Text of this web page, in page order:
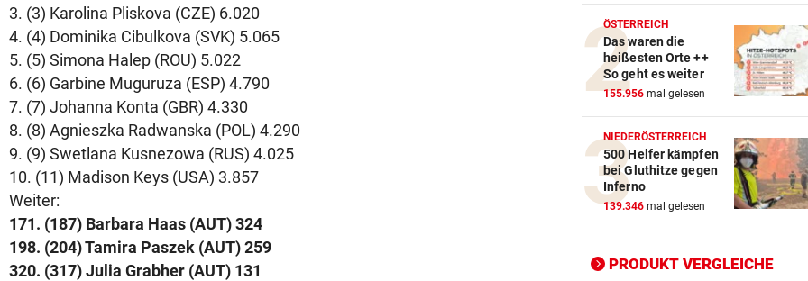
3. (3) Karolina Pliskova (CZE) 6.020
4. (4) Dominika Cibulkova (SVK) 5.065
5. (5) Simona Halep (ROU) 5.022
6. (6) Garbine Muguruza (ESP) 4.790
7. (7) Johanna Konta (GBR) 4.330
8. (8) Agnieszka Radwanska (POL) 4.290
9. (9) Swetlana Kusnezowa (RUS) 4.025
10. (11) Madison Keys (USA) 3.857
Weiter:
171. (187) Barbara Haas (AUT) 324
198. (204) Tamira Paszek (AUT) 259
320. (317) Julia Grabher (AUT) 131
ÖSTERREICH
Das waren die
heißesten Orte ++
So geht es weiter
155.956 mal gelesen
NIEDERÖSTERREICH
500 Helfer kämpfen
bei Gluthitze gegen
Inferno
139.346 mal gelesen
PRODUKT VERGLEICHE
ZUM VERGLEICH
Crosstrainer Vergleich
ZUM VERGLEICH
E-Bike Vergleich
ZUM VERGLEICH
Elektro-Scooter Vergleich
ZUM VERGLEICH
ZUM VERGLEICH